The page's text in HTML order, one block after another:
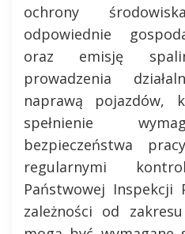
ochrony
odpowiednie
oraz emisję
prowadzenia
naprawą pojazdów,
spełnienie
bezpieczeństwa
regularnymi
Państwowej Inspekcji
zależności od